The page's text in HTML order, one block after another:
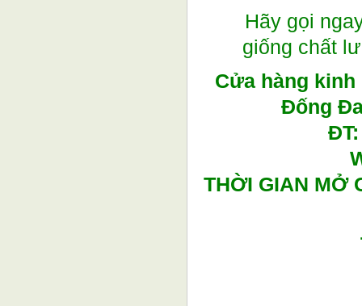
Hãy gọi
giống chất
Cửa hàng kinh
Đống
THỜI GIAN MỞ